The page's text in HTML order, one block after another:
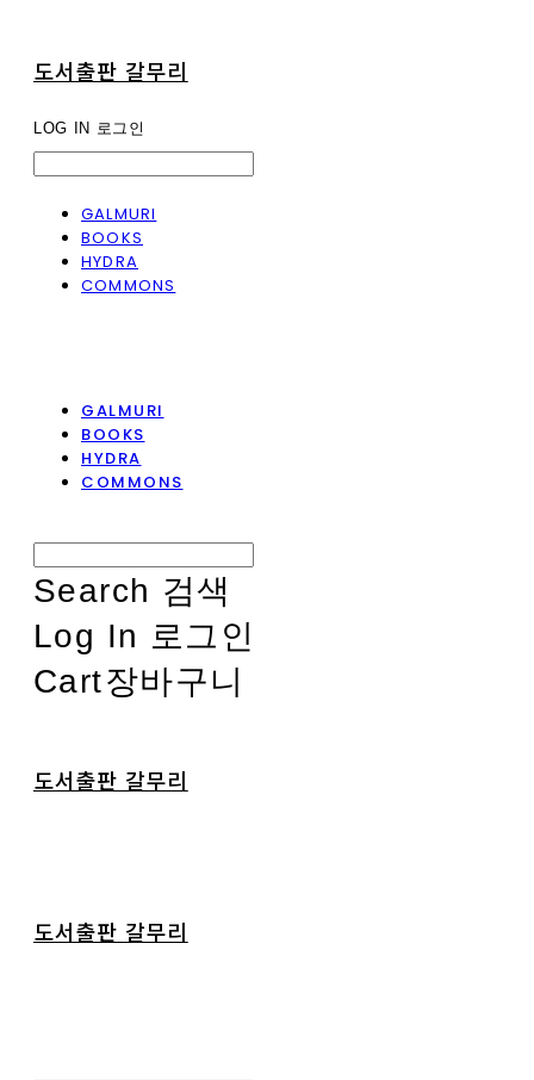
도서출판 갈무리
LOG IN 로그인
GALMURI
BOOKS
HYDRA
COMMONS
GALMURI
BOOKS
HYDRA
COMMONS
Search 검색
Log In 로그인
Cart장바구니
도서출판 갈무리
도서출판 갈무리